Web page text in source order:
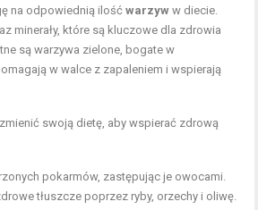
na odpowiednią ilośćwarzyw w diecie.
minerały, które są kluczowe dla zdrowia
są warzywa zielone, bogate w
w walce z zapaleniem i wspierają
swoją dietę, aby wspierać zdrową
pokarmów, zastępując je owocami.
tłuszcze poprzez ryby, orzechy i oliwę.